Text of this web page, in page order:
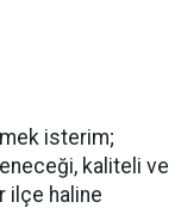
isterim;
kaliteli ve
ilçe haline